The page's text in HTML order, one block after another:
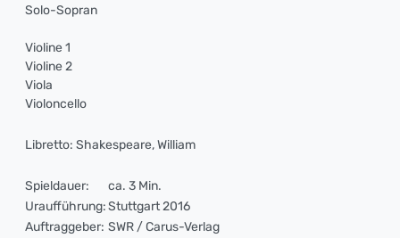
Solo-Sopran
Violine 1
Violine 2
Viola
Violoncello
Libretto: Shakespeare, William
Spieldauer:
ca. 3 Min.
Uraufführung:Stuttgart 2016
Auftraggeber: SWR / Carus-Verlag